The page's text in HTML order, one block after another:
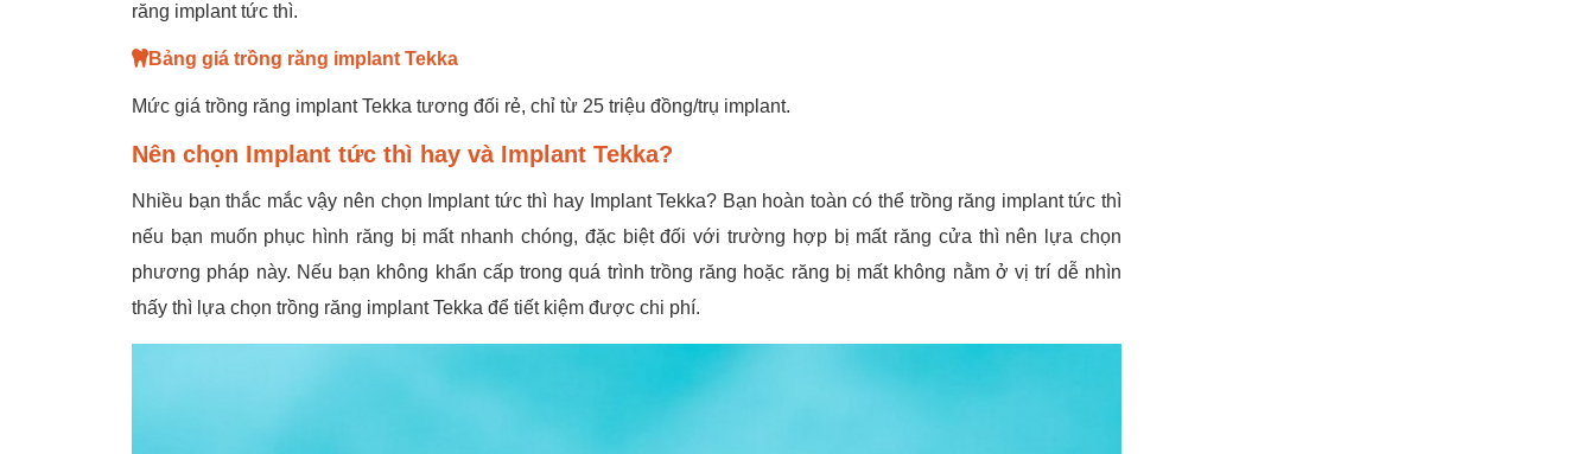
răng implant tức thì.
Bảng giá trồng răng implant Tekka
Mức giá trồng răng implant Tekka tương đối rẻ, chỉ từ 25 triệu đồng/trụ implant.
Nên chọn Implant tức thì hay và Implant Tekka?
Nhiều bạn thắc mắc vậy nên chọn Implant tức thì hay Implant Tekka? Bạn hoàn toàn có thể trồng răng implant tức thì
nếu bạn muốn phục hình răng bị mất nhanh chóng, đặc biệt đối với trường hợp bị mất răng cửa thì nên lựa chọn
phương pháp này. Nếu bạn không khẩn cấp trong quá trình trồng răng hoặc răng bị mất không nằm ở vị trí dễ nhìn
thấy thì lựa chọn trồng răng implant Tekka để tiết kiệm được chi phí.